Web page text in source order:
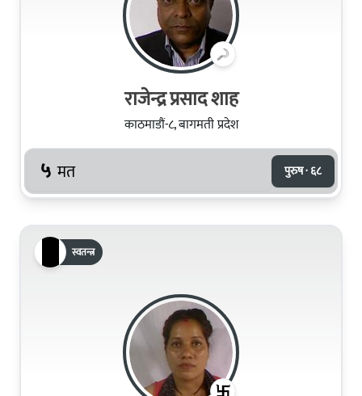
राजेन्द्र प्रसाद शाह
काठमाडौं-८, बागमती प्रदेश
५ मत पुरुष · ६८
स्वतन्त्र